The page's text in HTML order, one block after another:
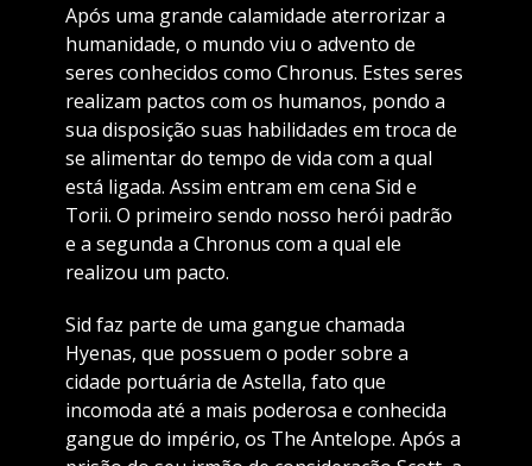
Após uma grande calamidade aterrorizar a
humanidade, o mundo viu o advento de
seres conhecidos como Chronus. Estes seres
realizam pactos com os humanos, pondo a
sua disposição suas habilidades em troca de
se alimentar do tempo de vida com a qual
está ligada. Assim entram em cena Sid e
Torii. O primeiro sendo nosso herói padrão
e a segunda a Chronus com a qual ele
realizou um pacto.
Sid faz parte de uma gangue chamada
Hyenas, que possuem o poder sobre a
cidade portuária de Astella, fato que
incomoda até a mais poderosa e conhecida
gangue do império, os The Antelope. Após a